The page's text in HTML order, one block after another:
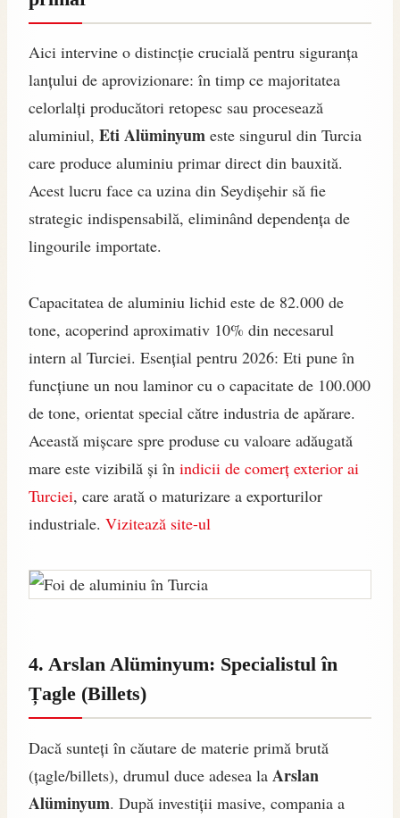
Aici intervine o distincție crucială pentru siguranța
lanțului de aprovizionare: în timp ce majoritatea
celorlalți producători retopesc sau procesează
aluminiul, Eti Alüminyum este singurul din Turcia
care produce aluminiu primar direct din bauxită.
Acest lucru face ca uzina din Seydişehir să fie
strategic indispensabilă, eliminând dependența de
lingourile importate.
Capacitatea de aluminiu lichid este de 82.000 de
tone, acoperind aproximativ 10% din necesarul
intern al Turciei. Esențial pentru 2026: Eti pune în
funcțiune un nou laminor cu o capacitate de 100.000
de tone, orientat special către industria de apărare.
Această mișcare spre produse cu valoare adăugată
mare este vizibilă și în indicii de comerț exterior ai
Turciei, care arată o maturizare a exporturilor
industriale. Vizitează site-ul
4. Arslan Alüminyum: Specialistul în
Țagle (Billets)
Dacă sunteți în căutare de materie primă brută
(țagle/billets), drumul duce adesea la Arslan
Alüminyum. După investiții masive, compania a